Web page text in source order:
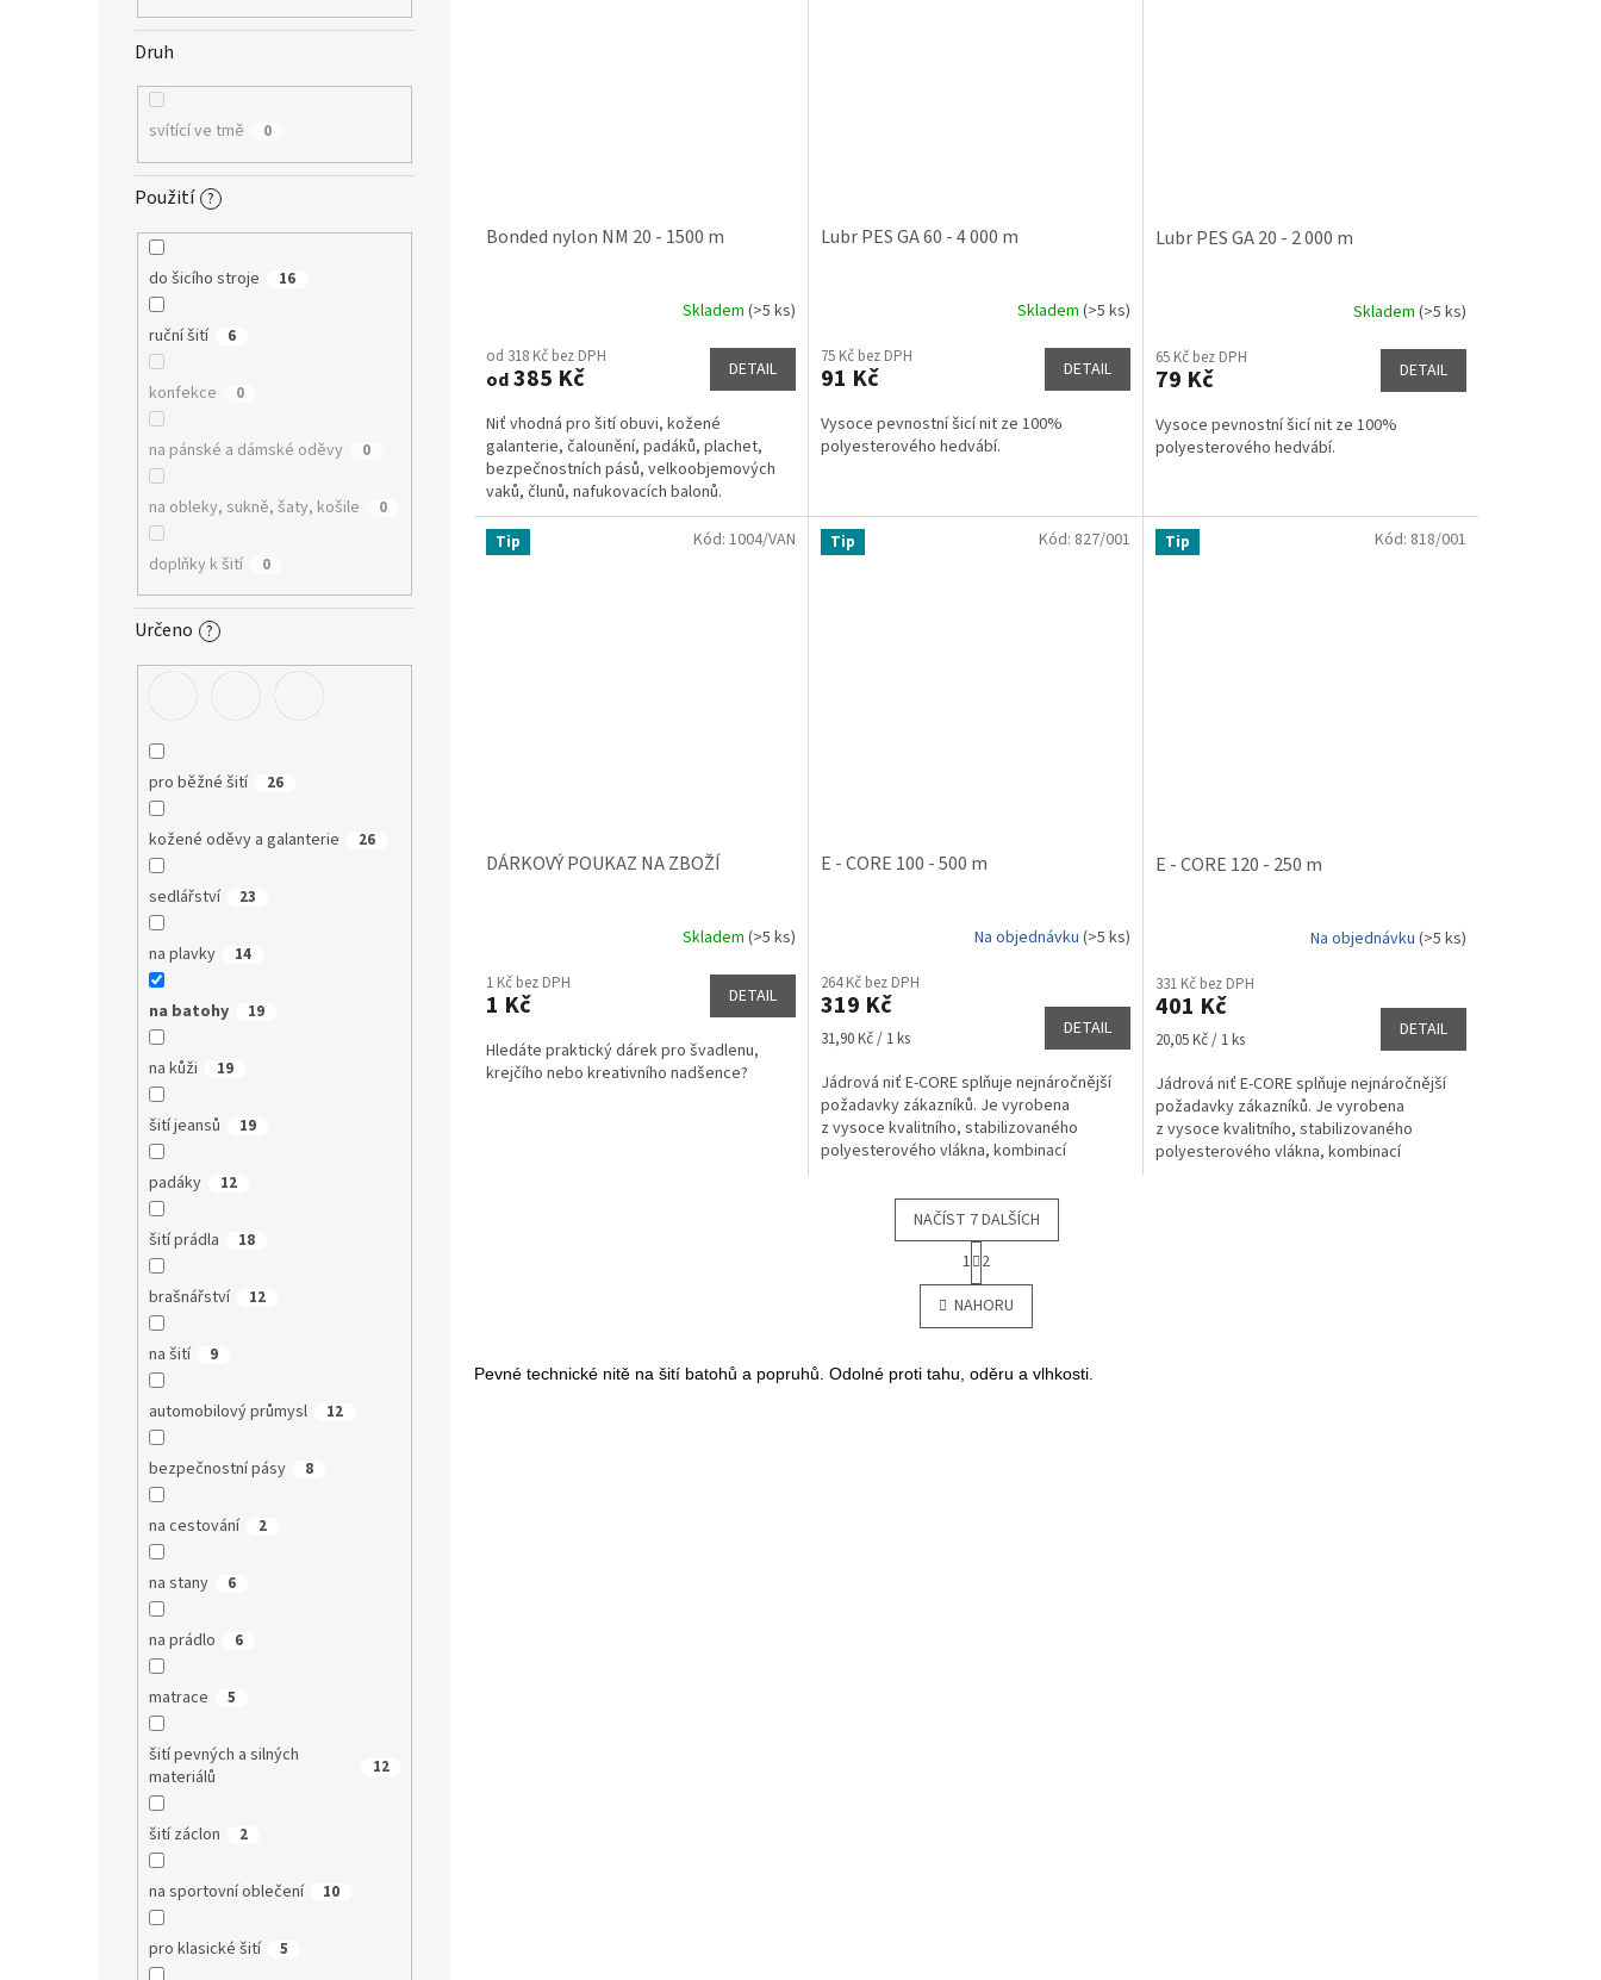
Druh
svítící ve tmě 0
Použití ?
do šicího stroje 16
ruční šití 6
konfekce 0
na pánské a dámské oděvy 0
na obleky, sukně, šaty, košile 0
doplňky k šití 0
Určeno ?
pro běžné šití 26
kožené oděvy a galanterie 26
sedlářství 23
na plavky 14
na batohy 19
na kůži 19
šití jeansů 19
padáky 12
šití prádla 18
brašnářství 12
na šití 9
automobilový průmysl 12
bezpečnostní pásy 8
na cestování 2
na stany 6
na prádlo 6
matrace 5
šití pevných a silných
materiálů
12
šití záclon 2
na sportovní oblečení 10
pro klasické šití 5
Bonded nylon NM 20 - 1500 m
produktu
je
z
5
hvězdiček.
Skladem (>5 ks)
od 318 Kč bez DPH
od385 Kč DETAIL
Niť vhodná pro šití obuvi, kožené
galanterie, čalounění, padáků, plachet,
bezpečnostních pásů, velkoobjemových
vaků, člunů, nafukovacích balonů.
Lubr PES GA 60 - 4 000 m
Skladem (>5 ks)
75 Kč bez DPH
91 Kč DETAIL
Vysoce pevnostní šicí nit ze 100%
polyesterového hedvábí.
Lubr PES GA 20 - 2 000 m
Skladem (>5 ks)
65 Kč bez DPH
79 Kč DETAIL
Vysoce pevnostní šicí nit ze 100%
polyesterového hedvábí.
Tip
DÁRKOVÝ POUKAZ NA ZBOŽÍ
produktu
je
z
5
Skladem (>5 ks)
1 Kč bez DPH
1 Kč DETAIL
Hledáte praktický dárek pro švadlenu,
krejčího nebo kreativního nadšence?
Kód: 1004/VAN Tip
E - CORE 100 - 500 m
produktu
je
4,7
5
hvězdiček.
Na objednávku (>5 ks)
264 Kč bez DPH
319 Kč
Měrná
31,90 Kč / 1 ks DETAIL
Jádrová niť E-CORE splňuje nejnáročnější
požadavky zákazníků. Je vyrobena
z vysoce kvalitního, stabilizovaného
polyesterového vlákna, kombinací
Kód: 827/001 Tip
E - CORE 120 - 250 m
produktu
je
5,0
5
hvězdiček.
Na objednávku (>5 ks)
331 Kč bez DPH
401 Kč
Měrná
20,05 Kč / 1 ks DETAIL
Jádrová niť E-CORE splňuje nejnáročnější
požadavky zákazníků. Je vyrobena
z vysoce kvalitního, stabilizovaného
polyesterového vlákna, kombinací
Kód: 818/001
O
v
l
d
a
NAČÍST 7 DALŠÍCH
S
t
r
á
n
o
1 2
NAHORU
Pevné technické nitě na šití batohů a popruhů. Odolné proti tahu, oděru a vlhkosti.